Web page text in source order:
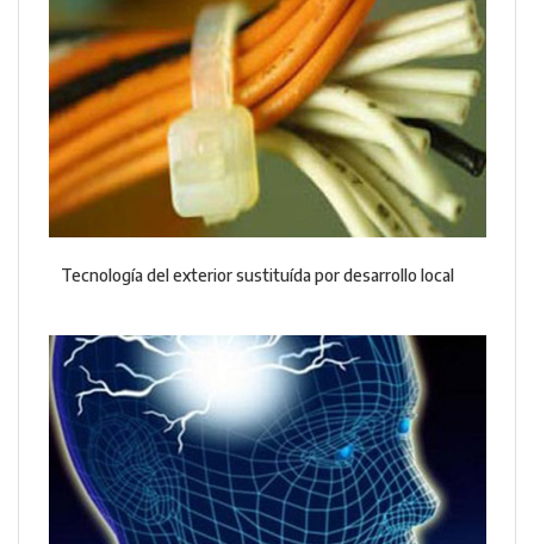
Tecnología del exterior sustituída por desarrollo local